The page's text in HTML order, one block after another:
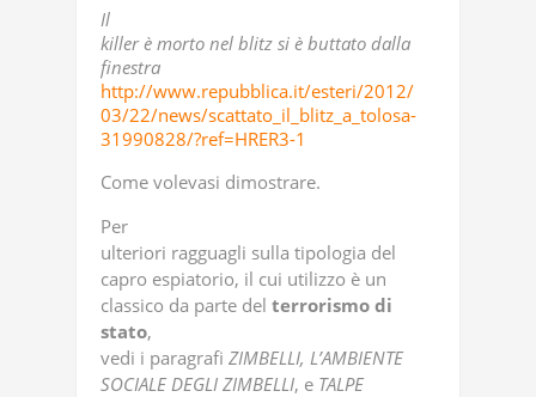
Il
killer è morto nel blitz si è buttato dalla
finestra
http://www.repubblica.it/esteri/2012/
03/22/news/scattato_il_blitz_a_tolosa-
31990828/?ref=HRER3-1
Come volevasi dimostrare.
Per
ulteriori ragguagli sulla tipologia del
capro espiatorio, il cui utilizzo è un
classico da parte del terrorismo di
stato,
vedi i paragrafi ZIMBELLI, L’AMBIENTE
SOCIALE DEGLI ZIMBELLI, e TALPE